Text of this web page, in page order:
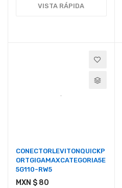
VISTA RÁPIDA
CONECTORLEVITONQUICKP
ORTGIGAMAXCATEGORIA5E
5G110-RW5
MXN $ 80